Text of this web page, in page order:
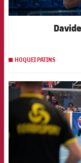
HOQUEI PATINS